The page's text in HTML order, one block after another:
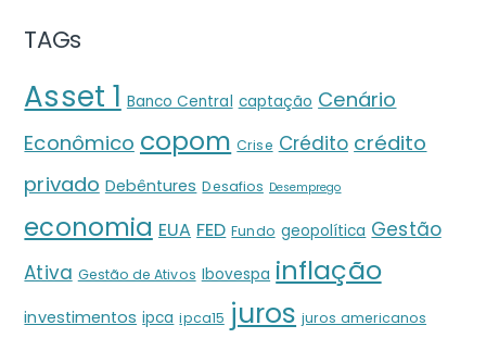
TAGs
Asset 1 Banco Central captação Cenário
Econômico copom Crise Crédito crédito
privado Debêntures Desafios Desemprego
economia EUA FED Fundo geopolítica Gestão
Ativa Gestão de Ativos Ibovespa inflação
investimentos ipca ipca15 juros juros americanos